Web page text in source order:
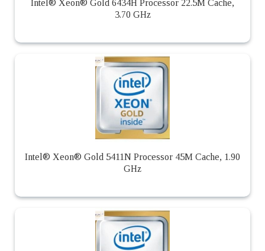
Intel® Xeon® Gold 6434H Processor 22.5M Cache,
3.70 GHz
Intel® Xeon® Gold 5411N Processor 45M Cache, 1.90
GHz